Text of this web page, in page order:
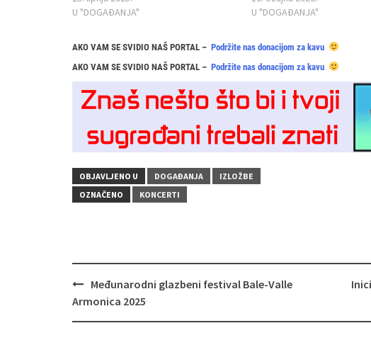
U "DOGAĐANJA"
U "DOGAĐANJA"
AKO VAM SE SVIDIO NAŠ PORTAL – Podržite nas donacijom za kavu
AKO VAM SE SVIDIO NAŠ PORTAL – Podržite nas donacijom za kavu
OBJAVLJENO U DOGAĐANJA
IZLOŽBE
OZNAČENO
KONCERTI
Navigacija
objava
Međunarodni glazbeni festival Bale-Valle
Armonica 2025